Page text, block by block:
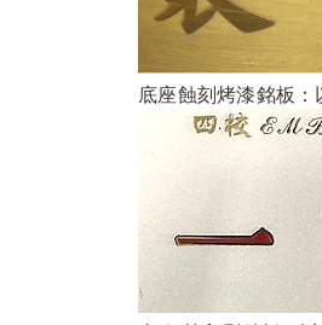
底座蝕刻烤漆銘板